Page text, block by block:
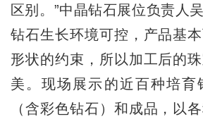
区别。”中晶钻石展位负责人
钻石生长环境可控，产品基本
形状的约束，所以加工后的
美。现场展示的近百种培育
（含彩色钻石）和成品，以